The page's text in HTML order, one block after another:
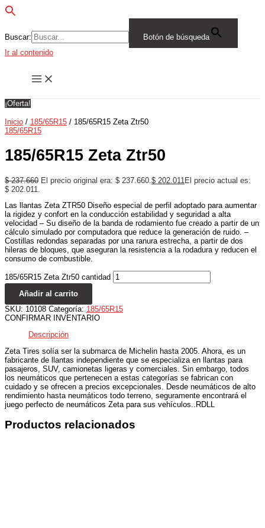
Buscar:
Botón de búsqueda
Ir al contenido
¡Oferta!
Inicio / 185/65R15 / 185/65R15 Zeta Ztr50
185/65R15
185/65R15 Zeta Ztr50
$237.660 El precio original era: $ 237.660. $ 202.011 El precio actual es:
$ 202.011.
Las llantas Zeta ZTR50 Diseño especial de perfil adoptado para aumentar
la rigidez y confort en la conducción estabilidad y seguridad a alta
velocidad – Su diseño de la banda de rodamiento fue creado a partir de un
cálculo simulado por computadora que reduce la generación de ruido. –
Costillas redondas separadas por una ranura estrecha, a partir de dos
hileras de bloques, que aseguran la resistencia a la rodadura y reducen el
consumo de combustible.
185/65R15 Zeta Ztr50 cantidad
Añadir al carrito
SKU: 10108 Categoría: 185/65R15
CONFIRMAR INVENTARIO
Descripción
Zeta Tires solía ser la submarca de Michelin hasta 2005. Ahora, es un
fabricante de llantas independiente que se especializa en llantas para
pasajeros, SUV, camionetas ligeras y comerciales. Sin embargo, todos
los neumáticos que pertenecen a estas categorías se fabrican con
cuidado y se ofrecen a precios excepcionales. Desde neumáticos de alto
rendimiento hasta neumáticos todo terreno, seguramente encontrará el
juego perfecto de neumáticos Zeta para sus vehículos..RDLL
Productos relacionados